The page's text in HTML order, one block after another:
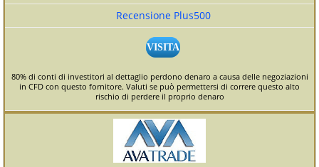
Recensione Plus500
VISITA
80% di conti di investitori al dettaglio perdono denaro a causa delle negoziazioni
in CFD con questo fornitore. Valuti se può permettersi di correre questo alto
rischio di perdere il proprio denaro